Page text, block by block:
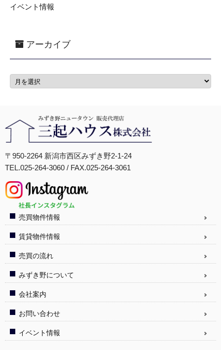
イベント情報
アーカイブ
〒950-2264 新潟市西区みずき野2-1-24
TEL.025-264-3060 / FAX.025-264-3061
売買物件情報
賃貸物件情報
売買の流れ
みずき野について
会社案内
お問い合わせ
イベント情報